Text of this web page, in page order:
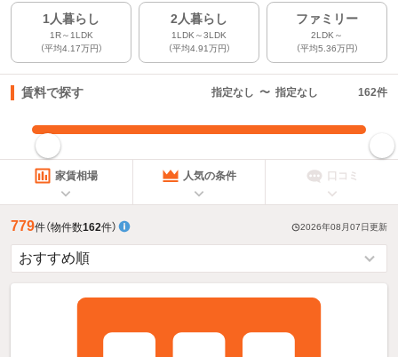
1人暮らし
1R～1LDK
（平均4.17万円）
2人暮らし
1LDK～3LDK
（平均4.91万円）
ファミリー
2LDK～
（平均5.36万円）
賃料で探す 指定なし 〜 指定なし 162件
指定した賃料で絞り込む
家賃相場 人気の条件 口コミ
779件（物件数162件） 2026年08月07日更新